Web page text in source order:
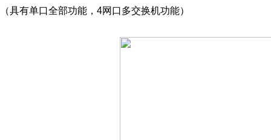
（具有单口全部功能，4网口多交换机功能）